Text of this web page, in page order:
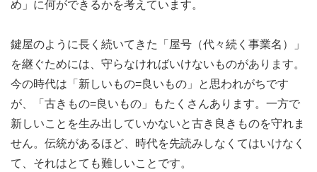
め」に何ができるかを考えています。
鍵屋のように長く続いてきた「屋号（代々続く事業名）」
を継ぐためには、守らなければいけないものがあります。
今の時代は「新しいもの=良いもの」と思われがちです
が、「古きもの=良いもの」もたくさんあります。一方で
新しいことを生み出していかないと古き良きものを守れま
せん。伝統があるほど、時代を先読みしなくてはいけなく
て、それはとても難しいことです。